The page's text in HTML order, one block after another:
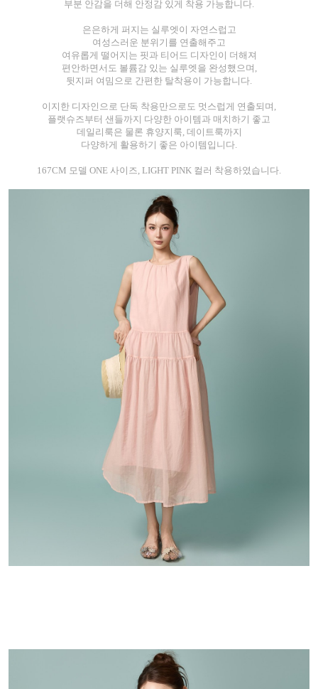
부분 안감을 더해 안정감 있게 착용 가능합니다.
은은하게 퍼지는 실루엣이 자연스럽고
여성스러운 분위기를 연출해주고
여유롭게 떨어지는 핏과 티어드 디자인이 더해져
편안하면서도 볼륨감 있는 실루엣을 완성했으며,
뒷지퍼 여밈으로 간편한 탈착용이 가능합니다.
이지한 디자인으로 단독 착용만으로도 멋스럽게 연출되며,
플랫슈즈부터 샌들까지 다양한 아이템과 매치하기 좋고
데일리룩은 물론 휴양지룩, 데이트룩까지
다양하게 활용하기 좋은 아이템입니다.
167CM 모델 ONE 사이즈, LIGHT PINK 컬러 착용하였습니다.